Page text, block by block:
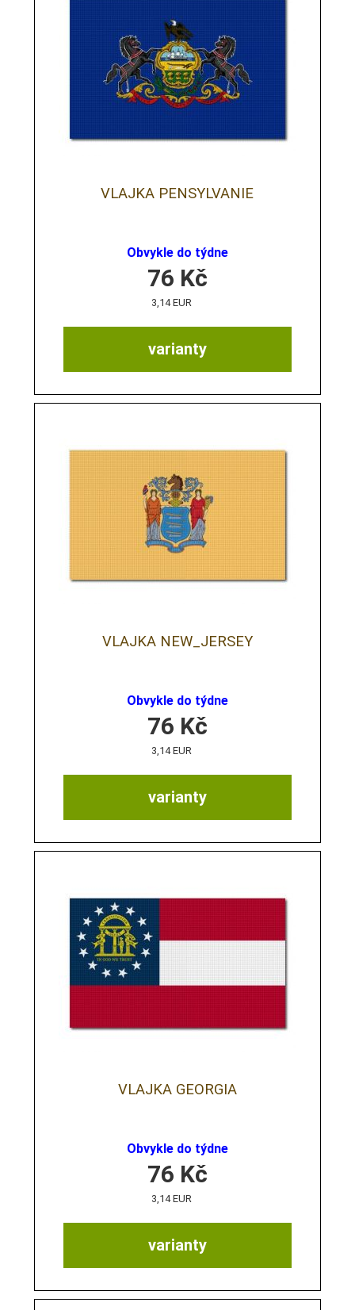
VLAJKA PENSYLVANIE
Obvykle do týdne
varianty
76 Kč
3,14 EUR
VLAJKA NEW_JERSEY
Obvykle do týdne
varianty
76 Kč
3,14 EUR
VLAJKA GEORGIA
Obvykle do týdne
varianty
76 Kč
3,14 EUR